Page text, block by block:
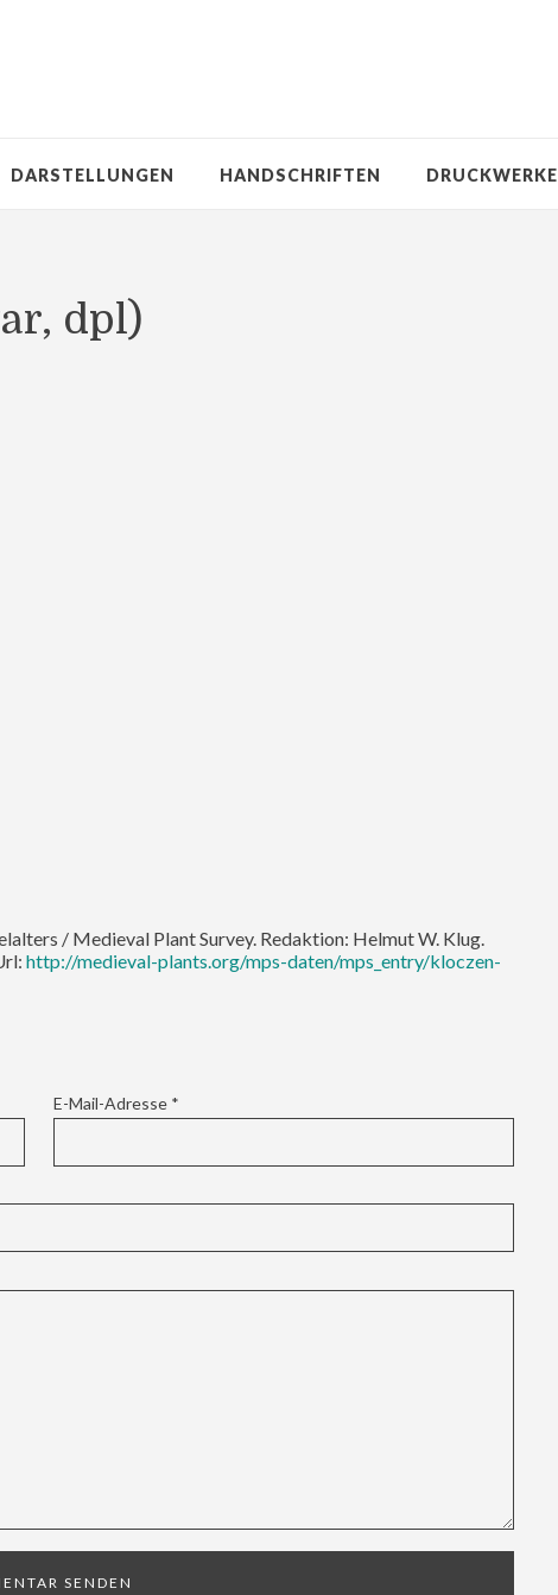
DARSTELLUNGEN HANDSCHRIFTEN DRUCKWERKE
dpl)
/ Medieval Plant Survey. Redaktion: Helmut W. Klug.
http://medieval-plants.org/mps-daten/mps_entry/kloczen-
E-Mail-Adresse *